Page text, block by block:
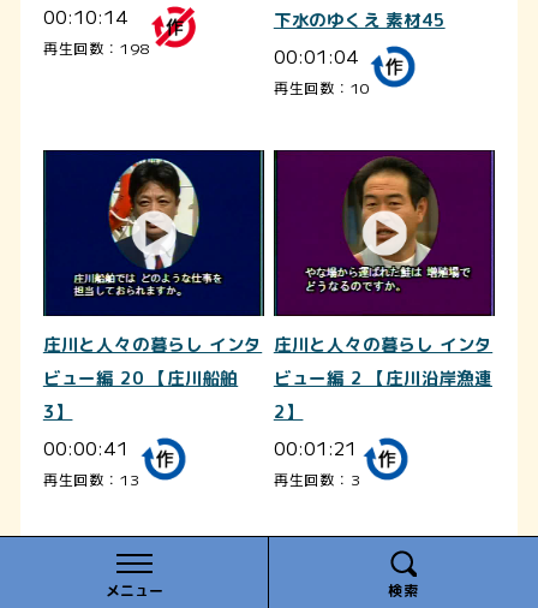
メニュー 検索
00:10:14
再生回数：198
下水のゆくえ 素材45
00:01:04
再生回数：10
庄川と人々の暮らし インタ
ビュー編 20 【庄川船舶
3】
00:00:41
再生回数：13
庄川と人々の暮らし インタ
ビュー編 2 【庄川沿岸漁連
2】
00:01:21
再生回数：3